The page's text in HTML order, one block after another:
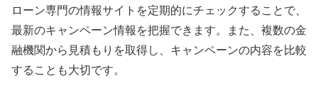
ローン専門の情報サイトを定期的にチェックすることで、
最新のキャンペーン情報を把握できます。また、複数の金
融機関から見積もりを取得し、キャンペーンの内容を比較
することも大切です。